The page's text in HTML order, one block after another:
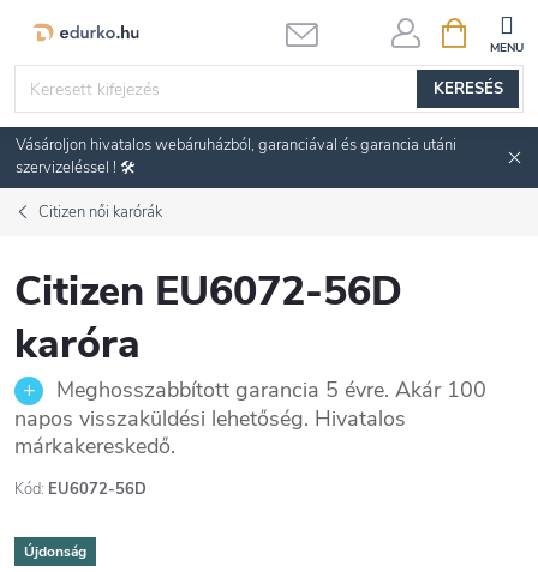
KERESÉS
KOSÁR
Vásároljon hivatalos webáruházból, garanciával és garancia utáni
szervizeléssel ! 🛠️
Citizen női karórák
Citizen EU6072-56D
karóra
Meghosszabbított garancia 5 évre. Akár 100
napos visszaküldési lehetőség. Hivatalos
márkakereskedő.
Kód: EU6072-56D
Újdonság